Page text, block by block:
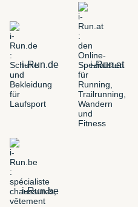
i-Run.de i-Run.at
i-Run.be